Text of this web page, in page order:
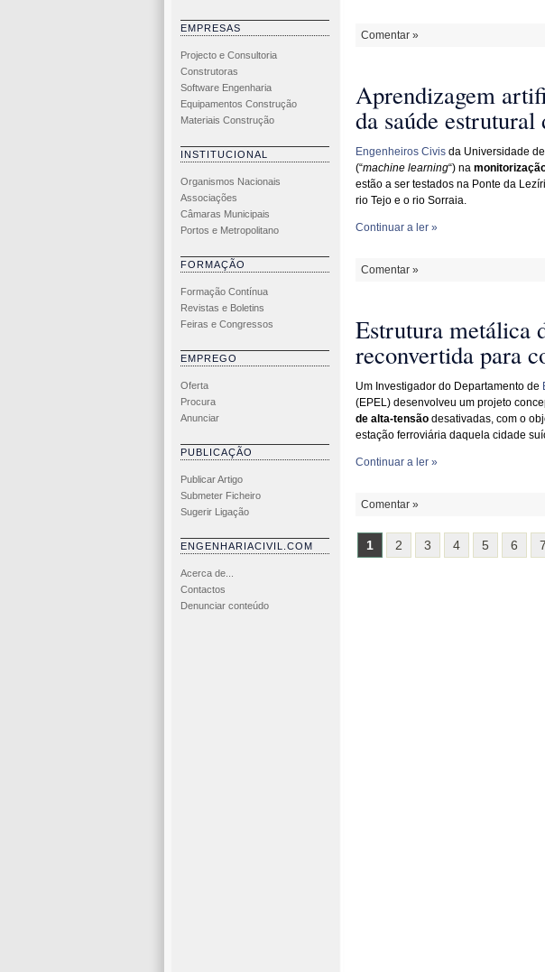
EMPRESAS
Projecto e Consultoria
Construtoras
Software Engenharia
Equipamentos Construção
Materiais Construção
INSTITUCIONAL
Organismos Nacionais
Associações
Câmaras Municipais
Portos e Metropolitano
FORMAÇÃO
Formação Contínua
Revistas e Boletins
Feiras e Congressos
EMPREGO
Oferta
Procura
Anunciar
PUBLICAÇÃO
Publicar Artigo
Submeter Ficheiro
Sugerir Ligação
ENGENHARIACIVIL.COM
Acerca de...
Contactos
Denunciar conteúdo
Comentar »
Aprendizagem
da saúde
Engenheiros Civisda Universidade
(“machine learning“) na
estão a ser testados na Ponte da
rio Tejo e o rio Sorraia.
Continuar a ler »
Comentar »
Estrutura metálica
reconvertida para
Um Investigador do Departamento de
(EPEL) desenvolveu um projeto
de alta-tensãodesativadas, com o
estação ferroviária daquela cidade
Continuar a ler »
Comentar »
1 2 3 4 5 6 7